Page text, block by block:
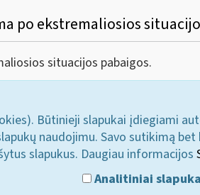
po ekstremaliosios
situacijos pabaigos.
Būtinieji slapukai įdiegiami
naudojimu. Savo sutikimą
slapukus. Daugiau informacijos
Analitiniai